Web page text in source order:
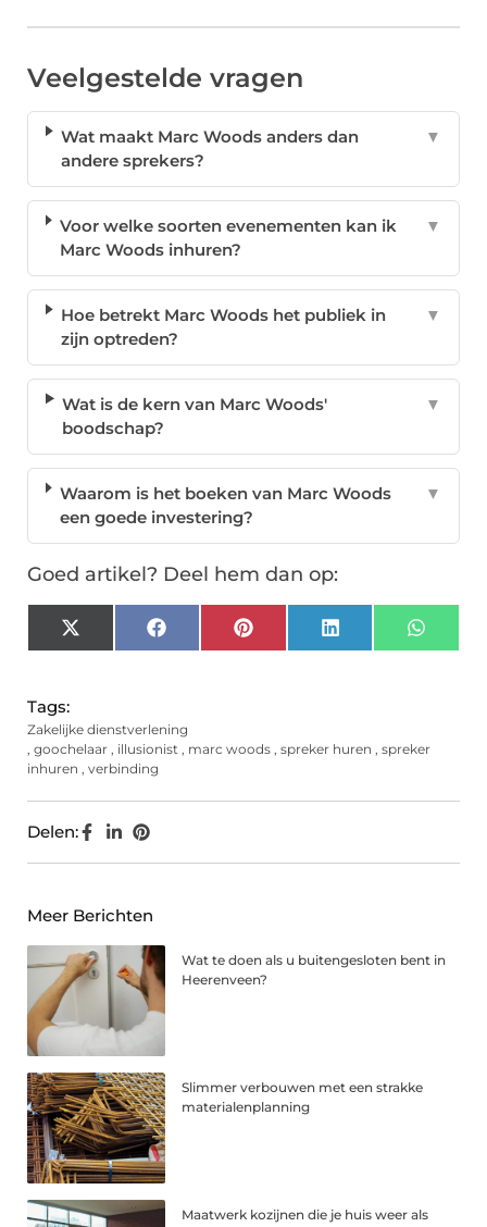
Veelgestelde vragen
Wat maakt Marc Woods anders dan
andere sprekers?
▼
Voor welke soorten evenementen kan ik
Marc Woods inhuren?
▼
Hoe betrekt Marc Woods het publiek in
zijn optreden?
▼
Wat is de kern van Marc Woods'
boodschap?
▼
Waarom is het boeken van Marc Woods
een goede investering?
▼
Goed artikel? Deel hem dan op:
X
(Twitter)
FacebookPinterest LinkedIn
Tags:
Zakelijke dienstverlening
, goochelaar , illusionist , marc woods , spreker huren , spreker
inhuren , verbinding
Delen:
Meer Berichten
Wat te doen als u buitengesloten bent in
Heerenveen?
Slimmer verbouwen met een strakke
materialenplanning
Maatwerk kozijnen die je huis weer als